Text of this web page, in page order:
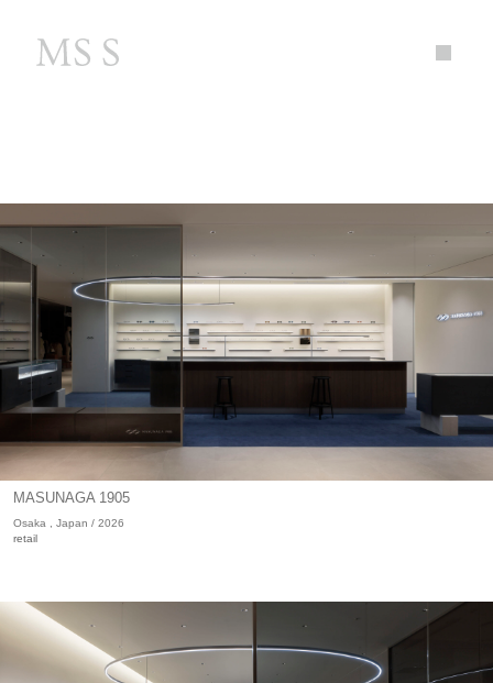
MASUNAGA 1905
Osaka , Japan / 2026
retail